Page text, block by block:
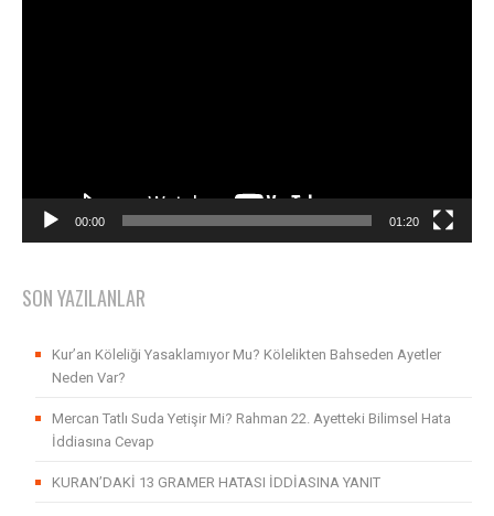
00:00 01:20
SON YAZILANLAR
Kur’an Köleliği Yasaklamıyor Mu? Kölelikten Bahseden Ayetler
Neden Var?
Mercan Tatlı Suda Yetişir Mi? Rahman 22. Ayetteki Bilimsel Hata
İddiasına Cevap
KURAN’DAKİ 13 GRAMER HATASI İDDİASINA YANIT